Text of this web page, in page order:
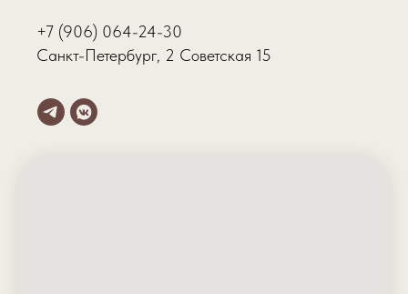
+7 (906) 064-24-30
Санкт-Петербург, 2 Советская 15